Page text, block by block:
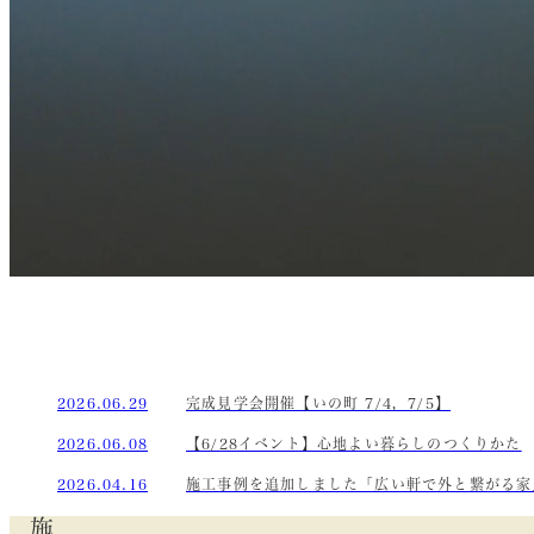
2026.06.29 完成見学会開催【いの町 7/4，7/5】
2026.06.08 【6/28イベント】心地よい暮らしのつくりかた
2026.04.16 施工事例を追加しました「広い軒で外と繋がる